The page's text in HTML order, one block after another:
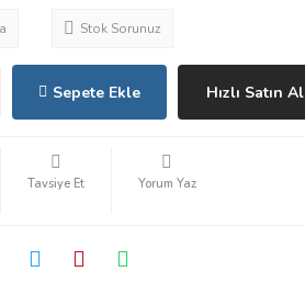
Stok Sorunuz
Sepete Ekle Hızlı Satın Al
Tavsiye Et Yorum Yaz